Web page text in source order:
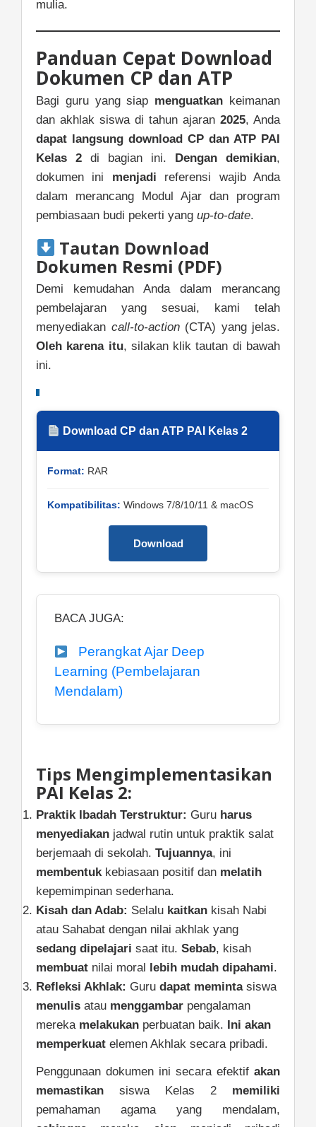
mulia.
Panduan Cepat Download
Dokumen CP dan ATP
Bagi guru yang siap menguatkan keimanan
dan akhlak siswa di tahun ajaran 2025, Anda
dapat langsung download CP dan ATP PAI
Kelas 2 di bagian ini. Dengan demikian,
dokumen ini menjadi referensi wajib Anda
dalam merancang Modul Ajar dan program
pembiasaan budi pekerti yang up-to-date.
Tautan Download
Dokumen Resmi (PDF)
Demi kemudahan Anda dalam merancang
pembelajaran yang sesuai, kami telah
menyediakan call-to-action(CTA) yang jelas.
Oleh karena itu, silakan klik tautan di bawah
ini.
Download CP dan ATP PAI Kelas 2
Format: RAR
Kompatibilitas: Windows 7/8/10/11 & macOS
Download
BACA JUGA:
Perangkat Ajar Deep
Learning (Pembelajaran
Mendalam)
Tips Mengimplementasikan
PAI Kelas 2:
Praktik Ibadah Terstruktur: Guru harus
menyediakan jadwal rutin untuk praktik salat
berjemaah di sekolah. Tujuannya, ini
membentukkebiasaan positif dan melatih
kepemimpinan sederhana.
Kisah dan Adab: Selalu kaitkan kisah Nabi
atau Sahabat dengan nilai akhlak yang
sedang dipelajari saat itu. Sebab, kisah
membuat nilai moral lebih mudah dipahami.
Refleksi Akhlak: Guru dapat memintasiswa
menulis atau menggambar pengalaman
mereka melakukan perbuatan baik. Ini akan
memperkuat elemen Akhlak secara pribadi.
Penggunaan dokumen ini secara efektif akan
memastikan siswa Kelas 2 memiliki
pemahaman agama yang mendalam,